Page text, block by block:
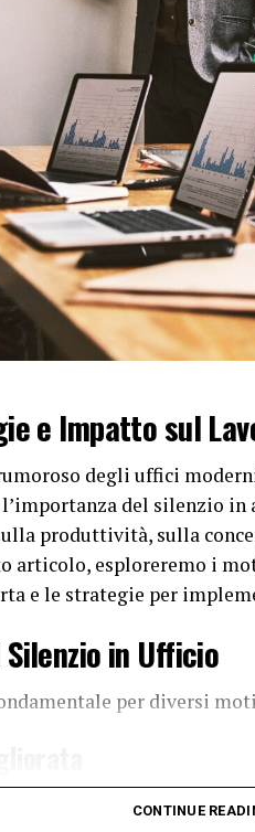
e Impatto sul
degli uffici
del silenzio in
produttività, sulla
articolo, esploreremo i
e le strategie per
in Ufficio
per diversi
estremamente
CONTINUE